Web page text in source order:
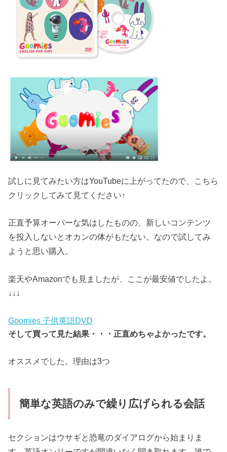
試しに見てみたい方はYouTubeに上がってたので、こちら
クリックしてみて見てください↑
正直予算オーバーな気はしたものの、新しいコンテンツ
を投入しないとオカンの体がもたない。なので試してみ
ようと思い購入。
楽天やAmazonでも見ましたが、ここが最安値でしたよ。
↓↓↓
Goomies 子供英語DVD
そして買って見た結果・・・正直めちゃよかったです。
オススメでした。理由は3つ
簡単な英語のみで繰り広げられる会話
セクションはウサギと恐竜のダイアログから始まりま